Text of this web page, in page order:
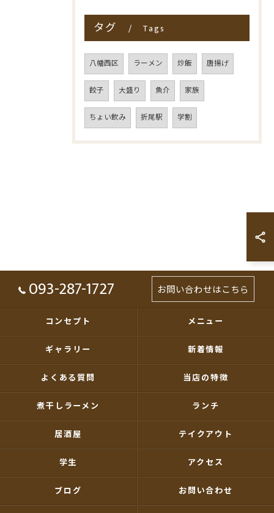
タグ Tags
八幡西区 ラーメン 炒飯 唐揚げ
餃子 大盛り 魚介 家族
ちょい飲み 折尾駅 学割
093-287-1727 お問い合わせはこちら
コンセプト メニュー
ギャラリー 新着情報
よくある質問 当店の特徴
煮干しラーメン ランチ
居酒屋 テイクアウト
学生 アクセス
ブログ お問い合わせ